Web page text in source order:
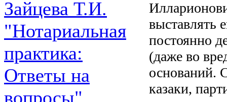
Зайцева Т.И.
"Нотариальная
практика:
Ответы на
вопросы"
выставлять
постоянно
(даже во
оснований.
казаки,